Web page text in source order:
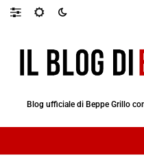
Blog ufficiale di Beppe Grillo